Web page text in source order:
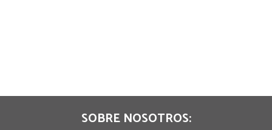
SOBRE NOSOTROS: